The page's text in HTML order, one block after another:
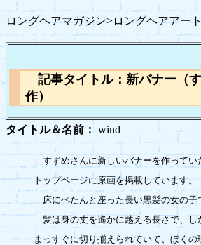
ロングヘアマガジン>ロングヘアアー
記事タイトル：新バナー（
作）
タイトル＆名前：wind
すずめさんに新しいバナーを作ってい
トップページに原画を掲載しています。
床にぺたんと座った長い黒髪の女の子
髪は身の丈を遙かに越える長さで、し
まっすぐに切り揃えられていて、ぼく